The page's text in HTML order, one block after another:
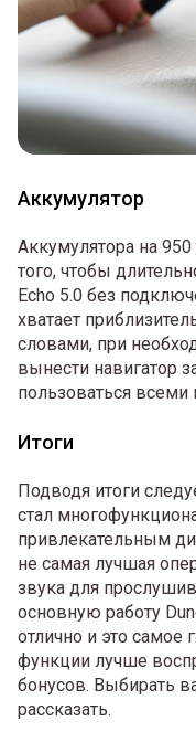
Аккумулятор
Аккумулятора на
того, чтобы
Echo 5.0 без
хватает
словами, при
вынести навигатор
пользоваться
Итоги
Подводя итоги
стал
привлекательным
не самая лучшая
звука для
основную работу
отлично и это самое
функции лучше
бонусов. Выбирать
рассказать.